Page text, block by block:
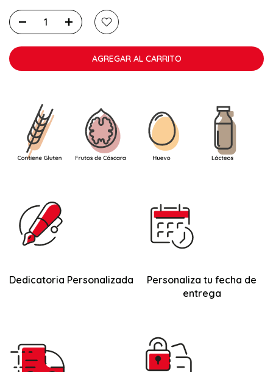
AGREGAR AL CARRITO
Dedicatoria Personalizada
Personaliza tu fecha de
entrega